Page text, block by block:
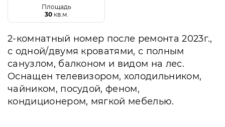
Площадь
30кв.м.
2-комнатный номер после ремонта 2023г.,
с одной/двумя кроватями, с полным
санузлом, балконом и видом на лес.
Оснащен телевизором, холодильником,
чайником, посудой, феном,
кондиционером, мягкой мебелью.